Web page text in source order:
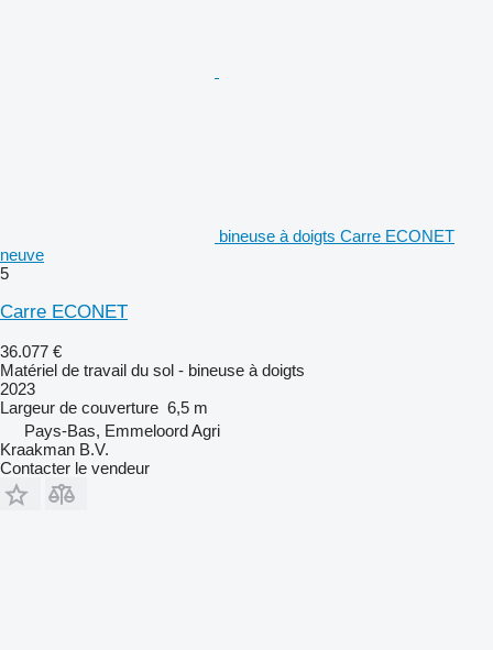
bineuse à doigts Carre ECONET
neuve
5
Carre ECONET
36.077 €
Matériel de travail du sol - bineuse à doigts
2023
Largeur de couverture 6,5 m
Pays-Bas, Emmeloord Agri
Kraakman B.V.
Contacter le vendeur